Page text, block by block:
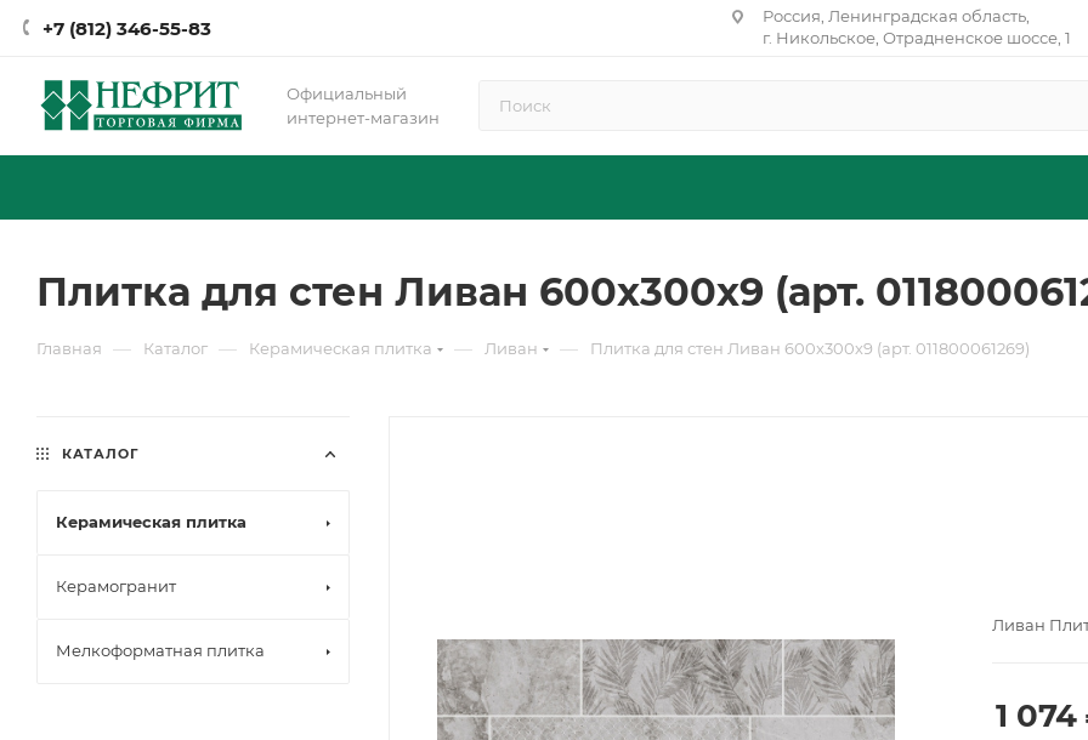
+7 (812) 346-55-83
Россия, Ленинградская область,
г. Никольское, Отрадненское шоссе, 1
Официальный
интернет-магазин
Плитка для стен Ливан 600х300х9 (арт.
Главная — Каталог — Керамическая плитка — Ливан — Плитка для стен Ливан 600х300х9 (арт. 011800061269)
Ливан
1 074
КАТАЛОГ
Керамическая плитка
Керамогранит
Мелкоформатная плитка